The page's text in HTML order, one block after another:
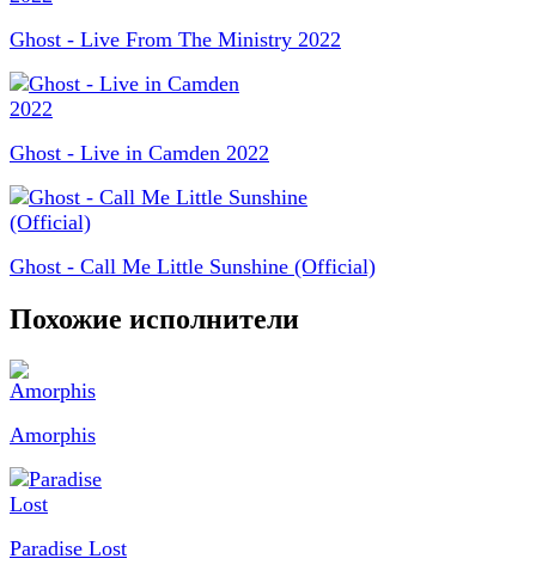
Ghost - Live From The Ministry 2022
Ghost - Live in Camden 2022
Ghost - Call Me Little Sunshine (Official)
Похожие исполнители
Amorphis
Paradise Lost